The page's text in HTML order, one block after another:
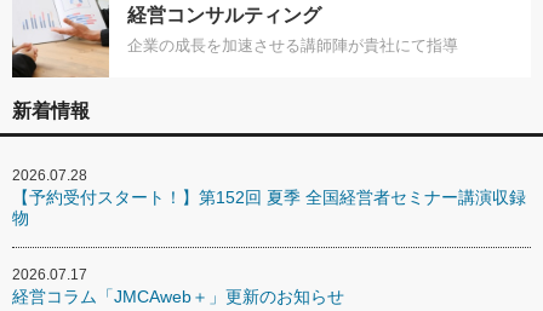
経営コンサルティング
企業の成長を加速させる講師陣が貴社にて指導
新着情報
2026.07.28
【予約受付スタート！】第152回 夏季 全国経営者セミナー講演収録
物
2026.07.17
経営コラム「JMCAweb＋」更新のお知らせ